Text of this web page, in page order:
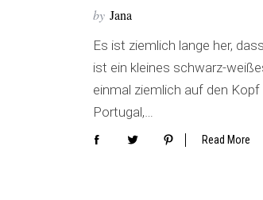
by Jana
Es ist ziemlich lange her,
ist ein kleines schwarz-
einmal ziemlich auf den
Portugal,…
Read More